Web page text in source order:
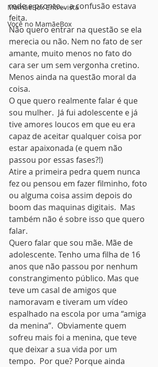
MamãeBox Entrevista
Você no MamãeBox
rede e pronto… a confusão estava
feita.
Não quero entrar na questão se ela
merecia ou não. Nem no fato de ser
amante, muito menos no fato do
cara ser um sem vergonha cretino.
Menos ainda na questão moral da
coisa.
O que quero realmente falar é que
sou mulher.  Já fui adolescente e já
tive amores loucos em que eu era
capaz de aceitar qualquer coisa por
estar apaixonada (e quem não
passou por essas fases?!)
Atire a primeira pedra quem nunca
fez ou pensou em fazer filminho, foto
ou alguma coisa assim depois do
boom das maquinas digitais.  Mas
também não é sobre isso que quero
falar.
Quero falar que sou mãe. Mãe de
adolescente. Tenho uma filha de 16
anos que não passou por nenhum
constrangimento público. Mas que
teve um casal de amigos que
namoravam e tiveram um vídeo
espalhado na escola por uma “amiga
da menina”.  Obviamente quem
sofreu mais foi a menina, que teve
que deixar a sua vida por um
tempo.  Por que? Porque ainda